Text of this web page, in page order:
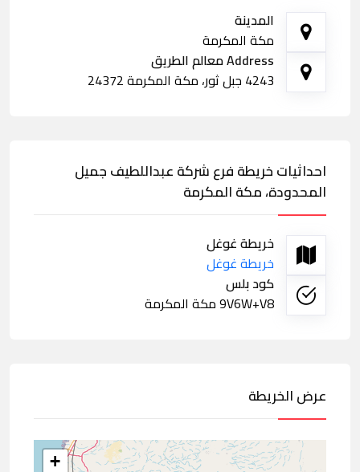
المدينة
مكة المكرمة
Address معالم الطريق
4243 جبل ثور، مكة المكرمة 24372
احداثيات خريطة فرع شركة عبداللطيف جميل
المحدودة، مكة المكرمة
خريطة غوغل
خريطة غوغل
كود بلس
9V6W+V8 مكة المكرمة
عرض الخريطة
+